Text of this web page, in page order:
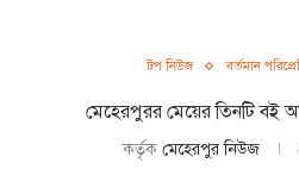
টপ নিউজ বর্তমান
মেহেরপুরর মেয়ের তিনটি বই
কর্তৃক মেহেরপুর নিউজ